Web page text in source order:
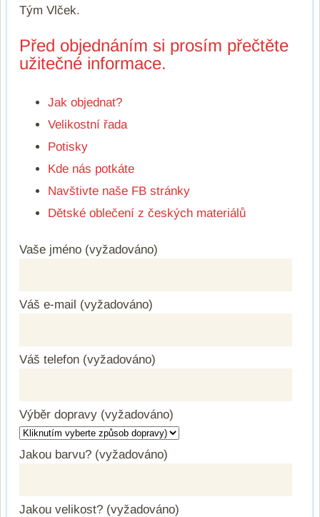
Tým Vlček.
Před objednáním si prosím přečtěte
užitečné informace.
Jak objednat?
Velikostní řada
Potisky
Kde nás potkáte
Navštivte naše FB stránky
Dětské oblečení z českých materiálů
Vaše jméno (vyžadováno)
Váš e-mail (vyžadováno)
Váš telefon (vyžadováno)
Výběr dopravy (vyžadováno)
Jakou barvu? (vyžadováno)
Jakou velikost? (vyžadováno)